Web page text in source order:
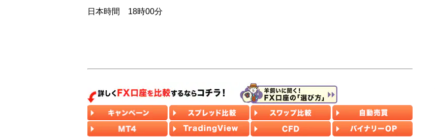
日本時間 18時00分